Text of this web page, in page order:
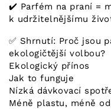
✔️ Parfém na praní =
k udržitelnějšímu
✅ Shrnutí: Proč jsou
ekologičtější volbou?
Ekologický přínos
Jak to funguje
Nízká dávkovací
Méně plastu, méně